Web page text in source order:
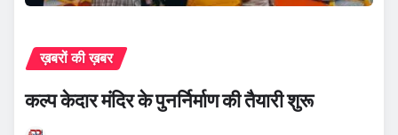
ख़बरों की ख़बर
कल्प केदार मंदिर के पुनर्निर्माण की तैयारी शुरू